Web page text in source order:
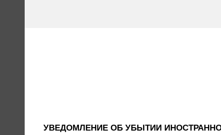
УВЕДОМЛЕНИЕ ОБ УБЫТИИ